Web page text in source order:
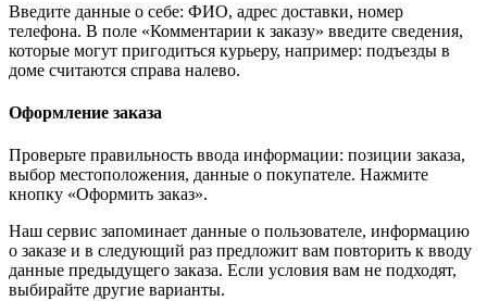
Введите данные о себе: ФИО, адрес доставки, номер
телефона. В поле «Комментарии к заказу» введите сведения,
которые могут пригодиться курьеру, например: подъезды в
доме считаются справа налево.
Оформление заказа
Проверьте правильность ввода информации: позиции заказа,
выбор местоположения, данные о покупателе. Нажмите
кнопку «Оформить заказ».
Наш сервис запоминает данные о пользователе, информацию
о заказе и в следующий раз предложит вам повторить к вводу
данные предыдущего заказа. Если условия вам не подходят,
выбирайте другие варианты.